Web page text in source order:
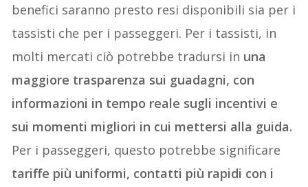
benefici saranno presto resi disponibili sia per i
tassisti che per i passeggeri. Per i tassisti, in
molti mercati ciò potrebbe tradursi in una
maggiore trasparenza sui guadagni, con
informazioni in tempo reale sugli incentivi e
sui momenti migliori in cui mettersi alla guida.
Per i passeggeri, questo potrebbe significare
tariffe più uniformi, contatti più rapidi con i